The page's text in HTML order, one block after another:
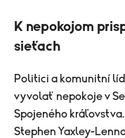
K nepokojom
sieťach
Politici a komunitní
vyvolať nepokoje v
Spojeného
Stephen Yaxley-